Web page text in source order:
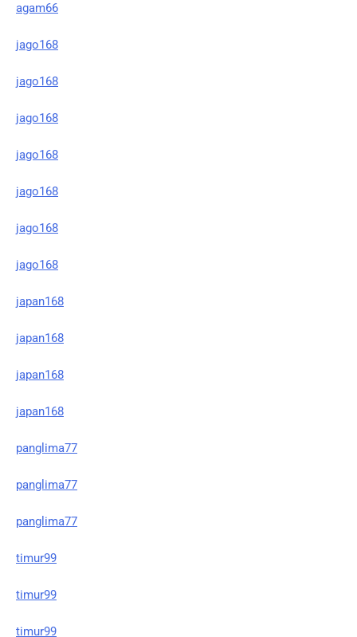
agam66
jago168
jago168
jago168
jago168
jago168
jago168
jago168
japan168
japan168
japan168
japan168
panglima77
panglima77
panglima77
timur99
timur99
timur99